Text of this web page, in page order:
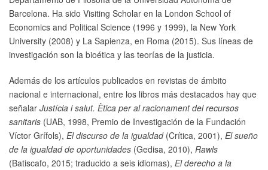
Barcelona. Ha sido Visiting Scholar en la London School of
Economics and Political Science (1996 y 1999), la New York
University (2008) y La Sapienza, en Roma (2015). Sus líneas de
investigación son la bioética y las teorías de la justicia.
Además de los artículos publicados en revistas de ámbito
nacional e internacional, entre los libros más destacados hay que
señalar Justícia i salut. Ètica per al racionament del recursos
sanitaris (UAB, 1998, Premio de Investigación de la Fundación
Víctor Grífols), El discurso de la igualdad(Crítica, 2001), El sueño
de la igualdad de oportunidades (Gedisa, 2010), Rawls
(Batiscafo, 2015; traducido a seis idiomas), El derecho a la